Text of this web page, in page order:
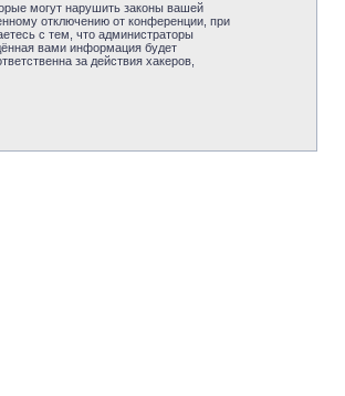
могут нарушить законы вашей
отключению от конференции, при
с тем, что администраторы
вами информация будет
за действия хакеров,